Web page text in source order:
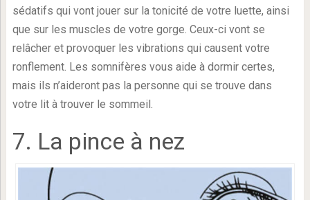
sédatifs qui vont jouer sur la tonicité de votre luette, ainsi
que sur les muscles de votre gorge. Ceux-ci vont se
relâcher et provoquer les vibrations qui causent votre
ronflement. Les somnifères vous aide à dormir certes,
mais ils n’aideront pas la personne qui se trouve dans
votre lit à trouver le sommeil.
7. La pince à nez